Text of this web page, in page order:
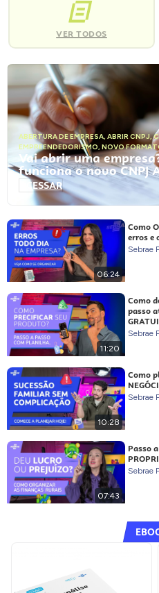
VER TODOS
ABERTURA DE EMPRESA, ABRIR CNPJ,
EMPREENDEDORISMO, NOVO
Vai abrir uma
funciona o novo CNPJ
ACESSAR
06:24
Como
erros e
Sebrae
11:20
Como
passo
Sebrae
10:28
Como
Sebrae
07:43
Passo
Sebrae